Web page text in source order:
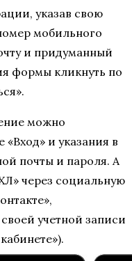
указав свою
мобильного
и придуманный
формы кликнуть по
можно
и указания в
почты и пароля. А
через социальную
учетной записи